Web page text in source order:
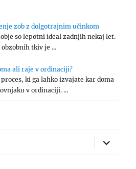
zob z dolgotrajnim učinkom
so lepotni ideal zadnjih nekaj let.
obzobnih tkiv je …
ali raje v ordinaciji?
ki ga lahko izvajate kar doma
v ordinaciji. …
expand
child
menu